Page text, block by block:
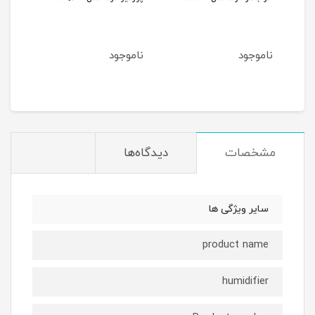
ناموجود ناموجود
مشخصات دیدگاه‌ها
سایر ویژگی ها
product name
humidifier